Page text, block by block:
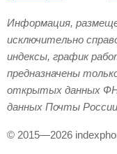
Информация,
исключительно
индексы, график
предназначены
открытых данных
данных Почты
© 2015—2026